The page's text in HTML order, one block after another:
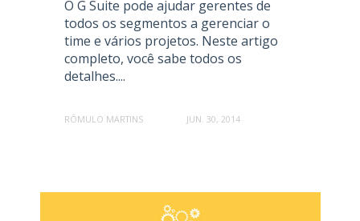
O G Suite pode ajudar gerentes de
todos os segmentos a gerenciar o
time e vários projetos. Neste artigo
completo, você sabe todos os
detalhes....
RÔMULO MARTINS JUN. 30, 2014